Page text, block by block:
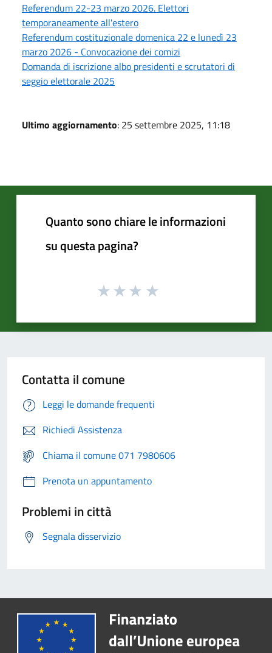
Referendum 22-23 marzo 2026. Elettori
temporaneamente all'estero
Referendum costituzionale domenica 22 e lunedì 23
marzo 2026 - Convocazione dei comizi
Domanda di iscrizione albo presidenti e scrutatori di
seggio elettorale 2025
Ultimo aggiornamento: 25 settembre 2025, 11:18
Quanto sono chiare le informazioni
su questa pagina?
Contatta il comune
Leggi le domande frequenti
Richiedi Assistenza
Chiama il comune 071 7980606
Prenota un appuntamento
Problemi in città
Segnala disservizio